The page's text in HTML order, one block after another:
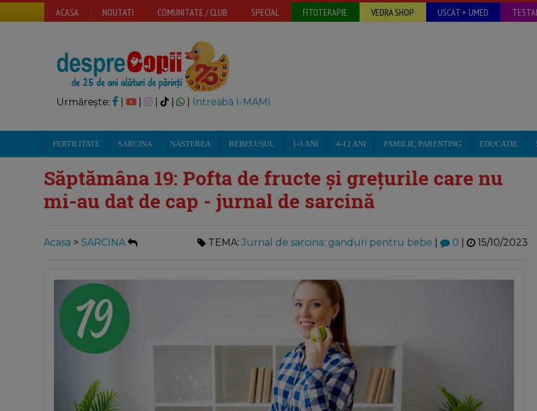
ACASA NOUTATI COMUNITATE / CLUB SPECIAL FITOTERAPIE VEDRA SHOP USCAT + UMED
Urmărește: | | Intreabă I-MAMI
FERTILITATE SARCINA NASTEREA BEBELUSUL 1-3 ANI 4-12 ANI FAMILIE, PARENTING EDUCATIE
Săptămâna 19: Pofta de fructe și grețurile care nu
mi-au dat de cap - jurnal de sarcină
Acasa > SARCINA TEMA: Jurnal de sarcina: ganduri pentru bebe 0 15/10/2023